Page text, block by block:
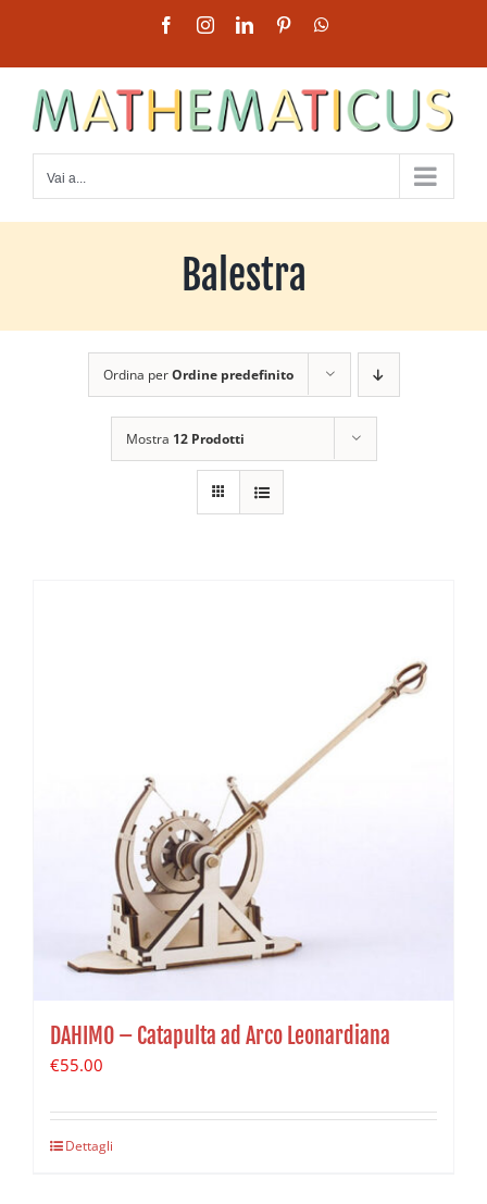
contenuto
FacebookInstagramLinkedInPinterest
Vai a...
Balestra
Ordina perOrdine predefinito
Mostra 12 Prodotti
DAHIMO – Catapulta ad Arco Leonardiana
€55.00
Dettagli